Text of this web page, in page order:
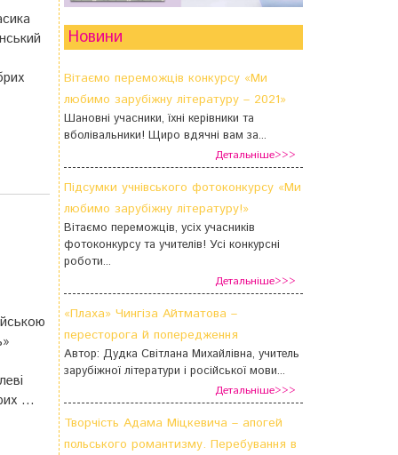
…
Новини
Вітаємо переможців конкурсу «Ми
любимо зарубіжну літературу – 2021»
Шановні учасники, їхні керівники та
вболівальники! Щиро вдячні вам за...
Детальніше>>>
Підсумки учнівського фотоконкурсу «Ми
любимо зарубіжну літературу!»
Вітаємо переможців, усіх учасників
фотоконкурсу та учителів! Усі конкурсні
роботи...
Детальніше>>>
«Плаха» Чингіза Айтматова –
пересторога й попередження
Автор: Дудка Світлана Михайлівна, учитель
зарубіжної літератури і російської мови...
Детальніше>>>
Творчість Адама Міцкевича – апогей
польського романтизму. Перебування в